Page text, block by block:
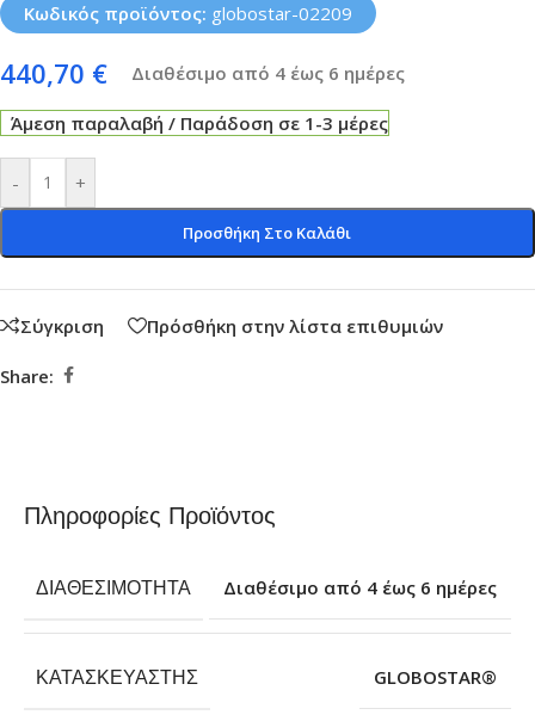
Κωδικός προϊόντος: globostar-02209
440,70 € Διαθέσιμο από 4 έως 6 ημέρες
Άμεση παραλαβή / Παράδοση σε 1-3 μέρες
- +
Προσθήκη Στο Καλάθι
Σύγκριση Πρόσθήκη στην λίστα επιθυμιών
Share:
Πληροφορίες Προϊόντος
ΔΙΑΘΕΣΙΜΌΤΗΤΑ Διαθέσιμο από 4 έως 6 ημέρες
ΚΑΤΑΣΚΕΥΑΣΤΉΣ GLOBOSTAR®